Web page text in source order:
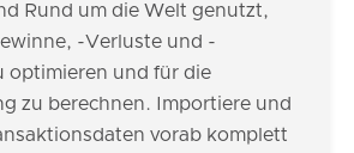
Rund um die Welt genutzt,
-Verluste und -
optimieren und für die
zu berechnen. Importiere und
vorab komplett